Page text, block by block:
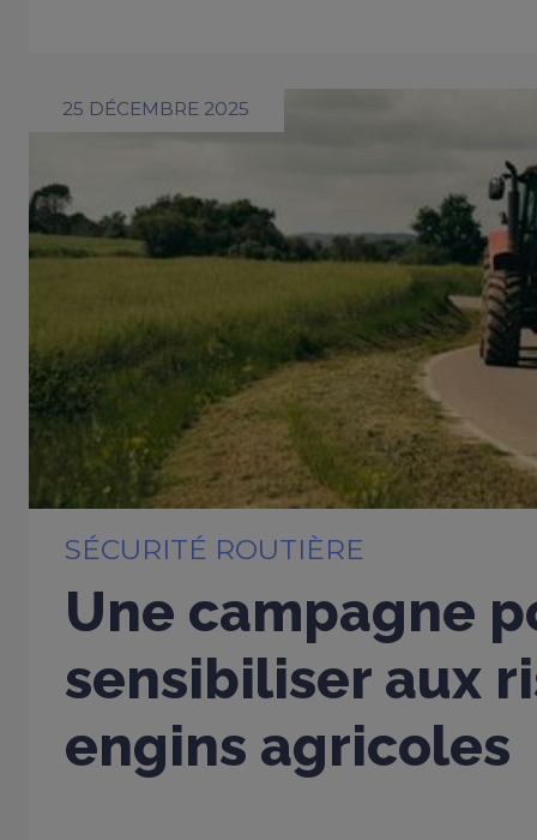
25 DÉCEMBRE 2025
SÉCURITÉ ROUTIÈRE
Une campagne
sensibiliser aux
engins agricoles